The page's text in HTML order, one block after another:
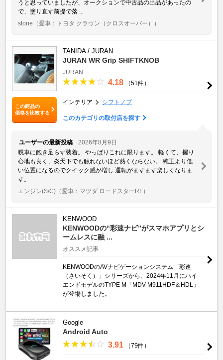
うと思っていましたが、オークションで中古品の出品があったの
で、塗り直す前提で落 ...
stone （愛車：トヨタ クラウン（クロスオーバー））
この商品の
価格を比較する
TANIDA / JURAN
JURAN WR Grip SHIFTKNOB
JURAN
4.18 （51件）
インテリア シフトノブ
このカテゴリの取付店を探す
ユーザーの最新投稿
2026年8月9日
幌車に飽き足らず装着。 やっぱりこれに限ります。 軽くて、握り
心地も良く、炎天下でも触れないほど熱くならない。 純正より低
い位置になるのでクイック感が増し 運転がますます楽しくなりま
す。
エンジン(S/C) （愛車：マツダ ロードスターRF）
KENWOOD
KENWOODの“彩速ナビ”がスマホアプリとシ
ームレスに融 ...
オススメ記事
KENWOODのAVナビゲーションシステム「彩速
（さいそく）」シリーズから、2024年11月にハイ
エンドモデルのTYPE M「MDV-M911HDF＆HDL」
が登場しました。
Google
Android Auto
3.91 （79件）